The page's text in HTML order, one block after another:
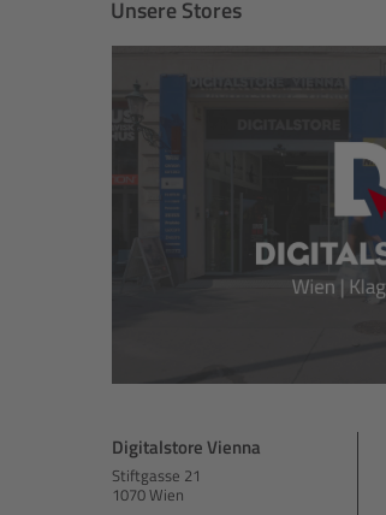
Unsere Stores
Digitalstore Vienna
Stiftgasse 21
1070 Wien